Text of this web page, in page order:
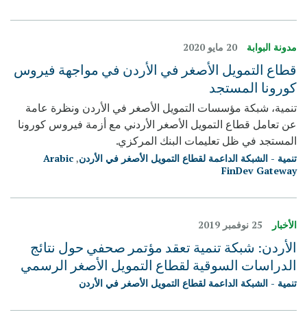
مدونة البوابة 20 مايو 2020
قطاع التمويل الأصغر في الأردن في مواجهة فيروس
كورونا المستجد
تنمية، شبكة مؤسسات التمويل الأصغر في الأردن ونظرة عامة
عن تعامل قطاع التمويل الأصغر الأردني مع أزمة فيروس كورونا
المستجد في ظل تعليمات البنك المركزي.
تنمية - الشبكة الداعمة لقطاع التمويل الأصغر في الأردن,
Arabic
FinDev Gateway
الأخبار 25 نوفمبر 2019
الأردن: شبكة تنمية تعقد مؤتمر صحفي حول نتائج
الدراسات السوقية لقطاع التمويل الأصغر الرسمي
تنمية - الشبكة الداعمة لقطاع التمويل الأصغر في الأردن